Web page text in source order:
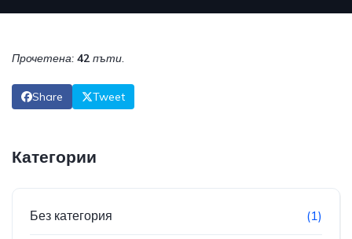
Прочетена: 42 пъти.
Share Tweet
Категории
Без категория (1)